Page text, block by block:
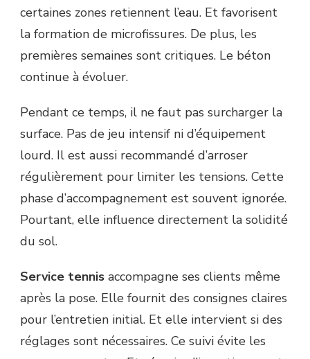
certaines zones retiennent l’eau. Et favorisent
la formation de microfissures. De plus, les
premières semaines sont critiques. Le béton
continue à évoluer.
Pendant ce temps, il ne faut pas surcharger la
surface. Pas de jeu intensif ni d’équipement
lourd. Il est aussi recommandé d’arroser
régulièrement pour limiter les tensions. Cette
phase d’accompagnement est souvent ignorée.
Pourtant, elle influence directement la solidité
du sol.
Service tennis accompagne ses clients même
après la pose. Elle fournit des consignes claires
pour l’entretien initial. Et elle intervient si des
réglages sont nécessaires. Ce suivi évite les